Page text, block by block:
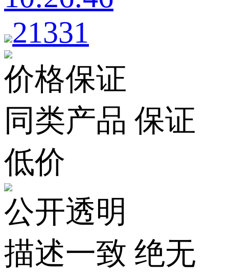
21331
价格保证
同类产品 保证
低价
公开透明
描述一致 绝无